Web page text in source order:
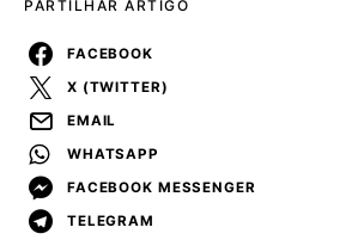
PARTILHAR ARTIGO
FACEBOOK
X (TWITTER)
EMAIL
WHATSAPP
FACEBOOK MESSENGER
TELEGRAM